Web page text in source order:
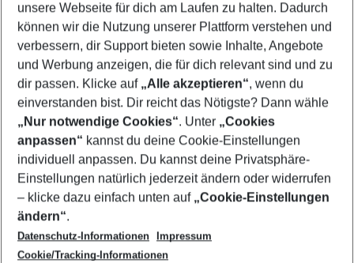
Urlaub Giardini-Naxos
Flug & Hotel Giardini-Naxos
Last Minute Giardini-Naxos
Footer
Footer navigation
Über uns
AGB
Bestpreisgarantie
Cookie-Einstellungen ändern
Agenturbetreuung
Barrierefreies Reisen
Folge uns
unsere Webseite für dich am Laufen zu halten. Dadurch
können wir die Nutzung unserer Plattform verstehen und
verbessern, dir Support bieten sowie Inhalte, Angebote
und Werbung anzeigen, die für dich relevant sind und zu
dir passen. Klicke auf „Alle akzeptieren“, wenn du
einverstanden bist. Dir reicht das Nötigste? Dann wähle
„Nur notwendige Cookies“. Unter „Cookies
anpassen“ kannst du deine Cookie-Einstellungen
individuell anpassen. Du kannst deine Privatsphäre-
Einstellungen natürlich jederzeit ändern oder widerrufen
– klicke dazu einfach unten auf „Cookie-Einstellungen
ändern“.
Datenschutz-Informationen
Impressum
Cookie/Tracking-Informationen